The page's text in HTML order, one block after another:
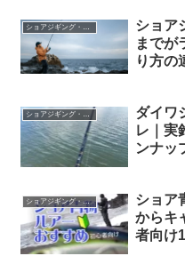
ショアジギング・キャスティング
ショア
までが
り方の
ショアジギング・キャスティング
ダイワ
レ｜実
ンナッ
ショアジギング・キャスティング
ショア
からキ
者向け